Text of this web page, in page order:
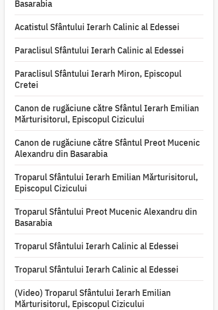
Basarabia
Acatistul Sfântului Ierarh Calinic al Edessei
Paraclisul Sfântului Ierarh Calinic al Edessei
Paraclisul Sfântului Ierarh Miron, Episcopul
Cretei
Canon de rugăciune către Sfântul Ierarh Emilian
Mărturisitorul, Episcopul Cizicului
Canon de rugăciune către Sfântul Preot Mucenic
Alexandru din Basarabia
Troparul Sfântului Ierarh Emilian Mărturisitorul,
Episcopul Cizicului
Troparul Sfântului Preot Mucenic Alexandru din
Basarabia
Troparul Sfântului Ierarh Calinic al Edessei
Troparul Sfântului Ierarh Calinic al Edessei
(Video) Troparul Sfântului Ierarh Emilian
Mărturisitorul, Episcopul Cizicului